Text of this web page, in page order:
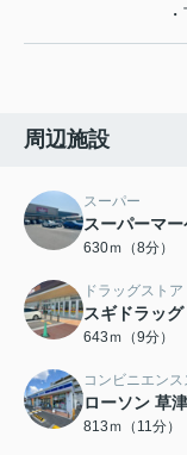
周辺施設
スーパー
スーパーマ
630ｍ（8分）
ドラッグストア
スギドラッ
643ｍ（9分）
コンビニエンス
ローソン 草
813ｍ（11分）